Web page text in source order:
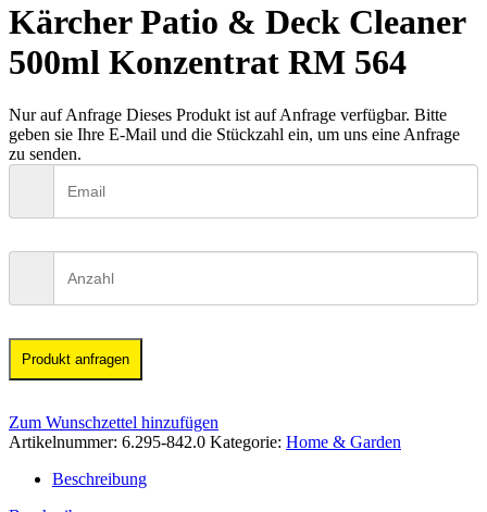
Kärcher Patio & Deck Cleaner
500ml Konzentrat RM 564
Nur auf Anfrage Dieses Produkt ist auf Anfrage verfügbar. Bitte
geben sie Ihre E-Mail und die Stückzahl ein, um uns eine Anfrage
zu senden.
Produkt anfragen
Zum Wunschzettel hinzufügen
Artikelnummer: 6.295-842.0 Kategorie: Home & Garden
Beschreibung